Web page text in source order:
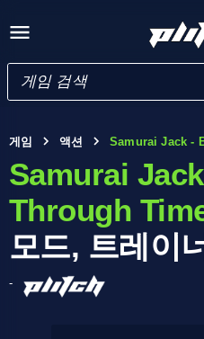
게임 액션 Samurai Jack -
Samurai
Through
모드, 트레이
-